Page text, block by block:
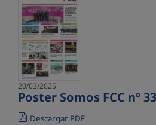
20/03/2025
Poster Somos FCC nº 33
Descargar PDF